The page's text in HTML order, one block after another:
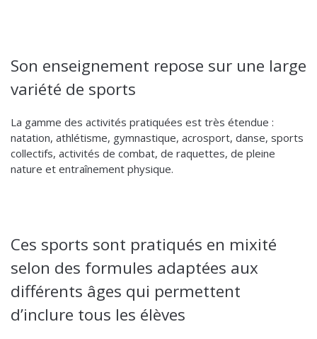
Son enseignement repose sur une large
variété de sports
La gamme des activités pratiquées est très étendue :
natation, athlétisme, gymnastique, acrosport, danse, sports
collectifs, activités de combat, de raquettes, de pleine
nature et entraînement physique.
Ces sports sont pratiqués en mixité
selon des formules adaptées aux
différents âges qui permettent
d’inclure tous les élèves